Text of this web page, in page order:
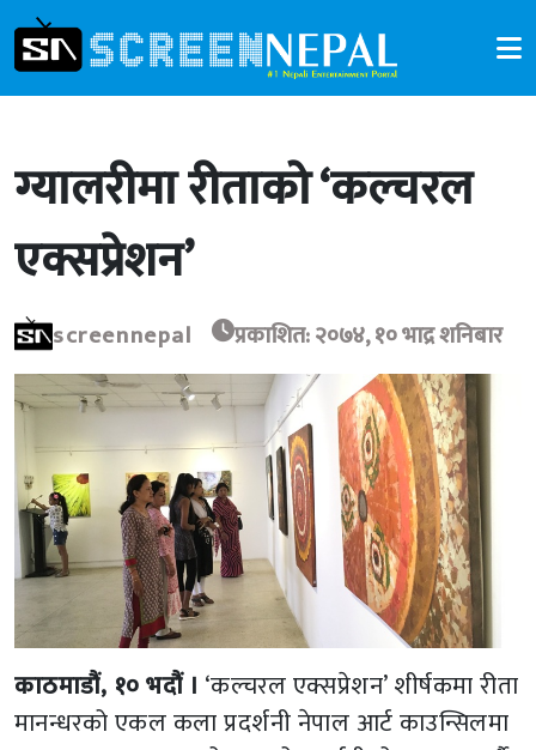
ग्यालरीमा रीताको ‘कल्चरल
एक्सप्रेशन’
screennepal प्रकाशित: २०७४, १० भाद्र शनिबार
काठमाडौं, १० भदौं । ‘कल्चरल एक्सप्रेशन’ शीर्षकमा रीता
मानन्धरको एकल कला प्रदर्शनी नेपाल आर्ट काउन्सिलमा